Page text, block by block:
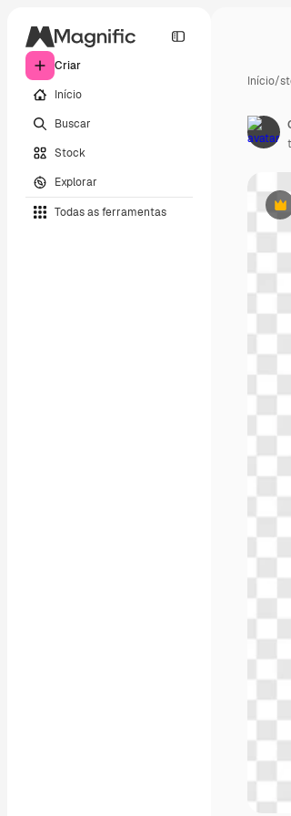
Criar
Início
Buscar
Stock
Explorar
Todas as ferramentas
Início/